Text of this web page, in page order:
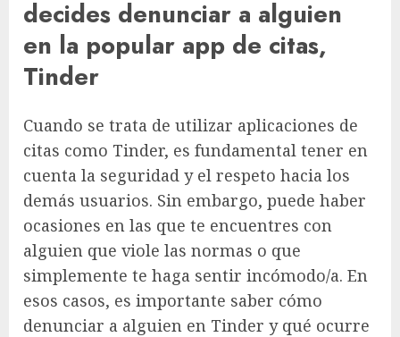
decides denunciar a alguien
en la popular app de citas,
Tinder
Cuando se trata de utilizar aplicaciones de
citas como Tinder, es fundamental tener en
cuenta la seguridad y el respeto hacia los
demás usuarios. Sin embargo, puede haber
ocasiones en las que te encuentres con
alguien que viole las normas o que
simplemente te haga sentir incómodo/a. En
esos casos, es importante saber cómo
denunciar a alguien en Tinder y qué ocurre